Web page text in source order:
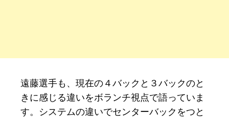
遠藤選手も、現在の４バックと３バックのと
きに感じる違いをボランチ視点で語っていま
す。システムの違いでセンターバックをつと